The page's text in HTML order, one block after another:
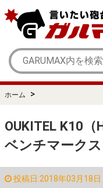
ホーム >
OUKITEL K10
ベンチマーク
投稿日:2018年03月18日